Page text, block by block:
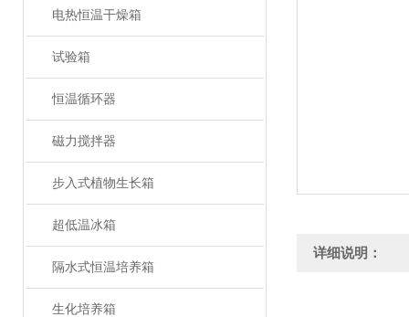
电热恒温干燥箱
试验箱
恒温循环器
磁力搅拌器
步入式植物生长箱
超低温冰箱
隔水式恒温培养箱
生化培养箱
详细说明：